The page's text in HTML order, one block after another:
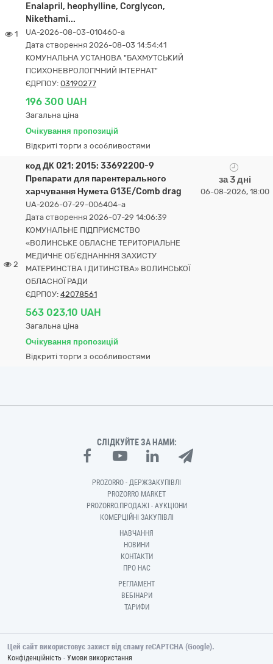
1
Enalapril, heophylline, Corglycon,
Nikethami...
UA-2026-08-03-010460-a
Дата створення 2026-08-03 14:54:41
КОМУНАЛЬНА УСТАНОВА "БАХМУТСЬКИЙ
ПСИХОНЕВРОЛОГІЧНИЙ ІНТЕРНАТ"
ЄДРПОУ: 03190277
196 300 UAH
Загальна ціна
Очікування пропозицій
Відкриті торги з особливостями
2
код ДК 021: 2015: 33692200-9
Препарати для парентерального
харчування Нумета G13E/Comb drag
UA-2026-07-29-006404-a
Дата створення 2026-07-29 14:06:39
КОМУНАЛЬНЕ ПІДПРИЄМСТВО
«ВОЛИНСЬКЕ ОБЛАСНЕ ТЕРИТОРІАЛЬНЕ
МЕДИЧНЕ ОБ’ЄДНАНННЯ ЗАХИСТУ
МАТЕРИНСТВА І ДИТИНСТВА» ВОЛИНСЬКОЇ
ОБЛАСНОЇ РАДИ
ЄДРПОУ: 42078561
563 023,10 UAH
Загальна ціна
Очікування пропозицій
Відкриті торги з особливостями
за 3 дні
06-08-2026, 18:00
СЛІДКУЙТЕ ЗА НАМИ:
PROZORRO - ДЕРЖЗАКУПІВЛІ
PROZORRO MARKET
PROZORRO.ПРОДАЖІ - АУКЦІОНИ
КОМЕРЦІЙНІ ЗАКУПІВЛІ
НАВЧАННЯ
НОВИНИ
КОНТАКТИ
ПРО НАС
РЕГЛАМЕНТ
ВЕБІНАРИ
ТАРИФИ
Цей сайт використовує захист від спаму reCAPTCHA (Google).
Конфіденційність - Умови використання